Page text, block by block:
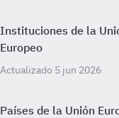
Instituciones de la
Europeo
Actualizado 5 jun 2026
Países de la Unión